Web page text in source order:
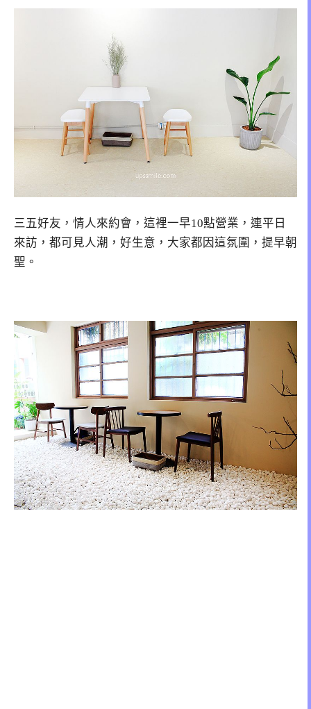
三五好友，情人來約會，這裡一早10點營業，連平日
來訪，都可見人潮，好生意，大家都因這氛圍，提早朝
聖。